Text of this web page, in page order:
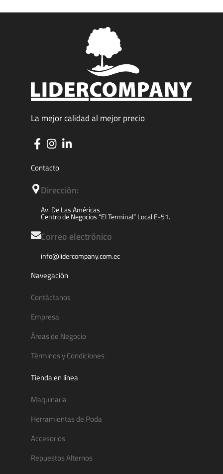
La mejor calidad al mejor precio
Contacto
Dirección:
Av. De Las Américas
Centro de Negocios “El Terminal” Local E-51.
Correo electrónico
info@lidercompany.com.ec
Navegación
Contáctanos
Empresa
Áreas de Negocio
Términos y Condiciones
Tienda en línea
Maquinaria
Herramientas de Poda
Accesorios
Repuestos Alternos